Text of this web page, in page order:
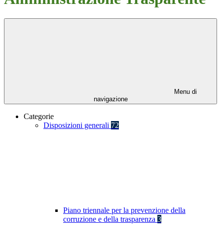
Menu di
navigazione
Categorie
Disposizioni generali 72
Piano triennale per la prevenzione della
corruzione e della trasparenza 3